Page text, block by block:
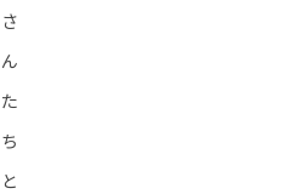
さ
ん
た
ち
と